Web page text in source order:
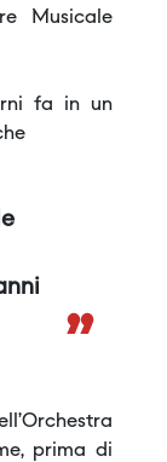
Musicale
fa in un
”
prima di